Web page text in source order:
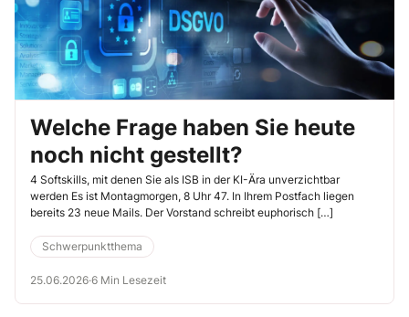
Welche Frage haben Sie heute
noch nicht gestellt?
4 Softskills, mit denen Sie als ISB in der KI-Ära unverzichtbar
werden Es ist Montagmorgen, 8 Uhr 47. In Ihrem Postfach liegen
bereits 23 neue Mails. Der Vorstand schreibt euphorisch […]
Schwerpunktthema
25.06.2026·6 Min Lesezeit